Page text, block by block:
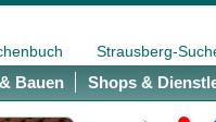
Strausberg-
Bauen Shops &